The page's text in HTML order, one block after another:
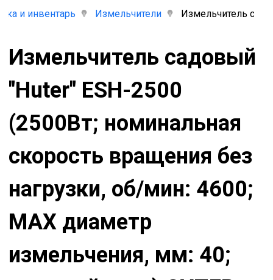
и инвентарь Измельчители Измельчитель
Измельчитель садовый
"Huter" ESH-2500
(2500Вт; номинальная
скорость вращения без
нагрузки, об/мин: 4600;
МАХ диаметр
измельчения, мм: 40;